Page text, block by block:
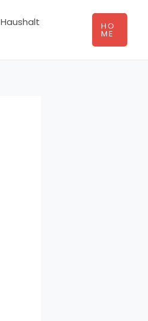
Haushalt
HO
ME